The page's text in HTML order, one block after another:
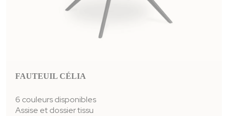
FAUTEUIL CÉLIA
6 couleurs disponibles
Assise et dossiertissu